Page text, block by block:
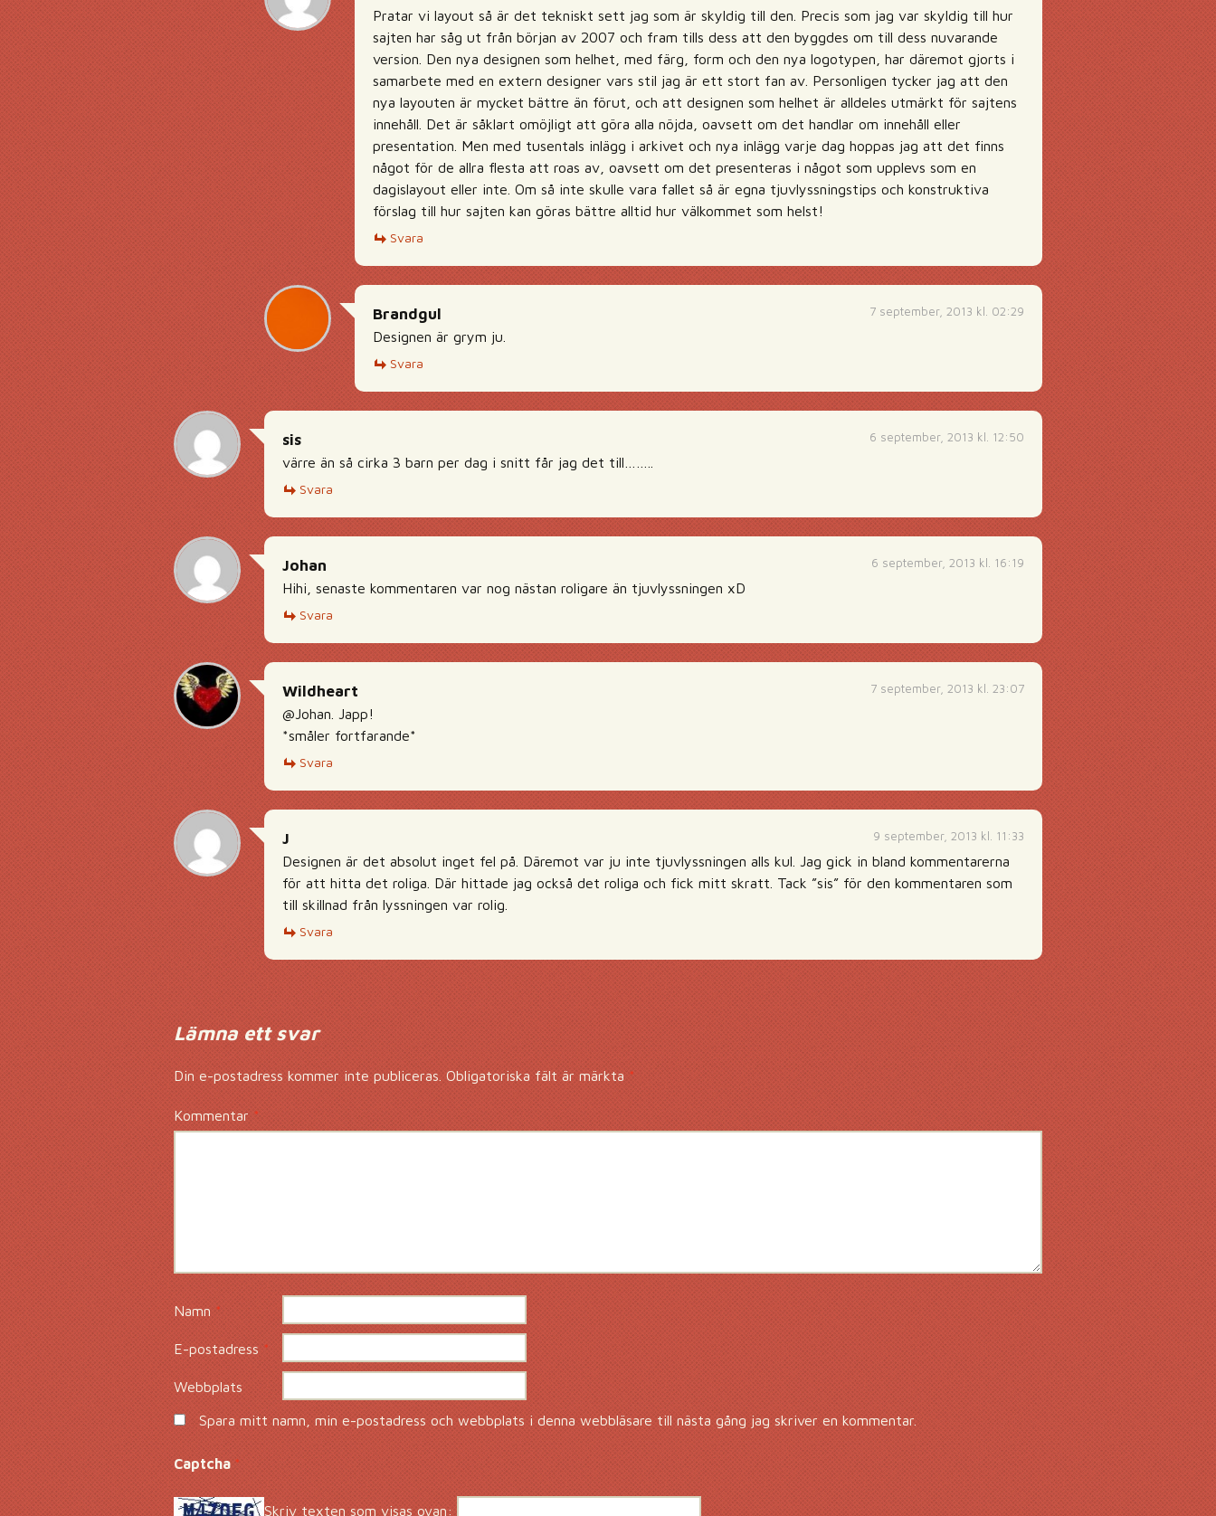
Pratar vi layout så är det tekniskt sett jag som är skyldig till den. Precis som jag var skyldig till hur
sajten har såg ut från början av 2007 och fram tills dess att den byggdes om till dess nuvarande
version. Den nya designen som helhet, med färg, form och den nya logotypen, har däremot gjorts i
samarbete med en extern designer vars stil jag är ett stort fan av. Personligen tycker jag att den
nya layouten är mycket bättre än förut, och att designen som helhet är alldeles utmärkt för sajtens
innehåll. Det är såklart omöjligt att göra alla nöjda, oavsett om det handlar om innehåll eller
presentation. Men med tusentals inlägg i arkivet och nya inlägg varje dag hoppas jag att det finns
något för de allra flesta att roas av, oavsett om det presenteras i något som upplevs som en
dagislayout eller inte. Om så inte skulle vara fallet så är egna tjuvlyssningstips och konstruktiva
förslag till hur sajten kan göras bättre alltid hur välkommet som helst!
Svara
7 september, 2013 kl. 02:29
Brandgul
Designen är grym ju.
Svara
6 september, 2013 kl. 12:50
sis
värre än så cirka 3 barn per dag i snitt får jag det till……..
Svara
6 september, 2013 kl. 16:19
Johan
Hihi, senaste kommentaren var nog nästan roligare än tjuvlyssningen xD
Svara
7 september, 2013 kl. 23:07
Wildheart
@Johan. Japp!
*småler fortfarande*
Svara
9 september, 2013 kl. 11:33
J
Designen är det absolut inget fel på. Däremot var ju inte tjuvlyssningen alls kul. Jag gick in bland kommentarerna
för att hitta det roliga. Där hittade jag också det roliga och fick mitt skratt. Tack ”sis” för den kommentaren som
till skillnad från lyssningen var rolig.
Svara
Lämna ett svar
Din e-postadress kommer inte publiceras. Obligatoriska fält är märkta*
Kommentar *
Namn*
E-postadress*
Webbplats
Spara mitt namn, min e-postadress och webbplats i denna webbläsare till nästa gång jag skriver en kommentar.
Captcha*
Skriv texten som visas ovan: